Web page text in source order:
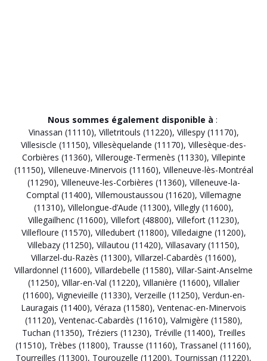
Nous sommes également disponible à :
Vinassan (11110), Villetritouls (11220), Villespy (11170),
Villesiscle (11150), Villesèquelande (11170), Villesèque-des-
Corbières (11360), Villerouge-Termenès (11330), Villepinte
(11150), Villeneuve-Minervois (11160), Villeneuve-lès-Montréal
(11290), Villeneuve-les-Corbières (11360), Villeneuve-la-
Comptal (11400), Villemoustaussou (11620), Villemagne
(11310), Villelongue-d’Aude (11300), Villegly (11600),
Villegailhenc (11600), Villefort (48800), Villefort (11230),
Villefloure (11570), Villedubert (11800), Villedaigne (11200),
Villebazy (11250), Villautou (11420), Villasavary (11150),
Villarzel-du-Razès (11300), Villarzel-Cabardès (11600),
Villardonnel (11600), Villardebelle (11580), Villar-Saint-Anselme
(11250), Villar-en-Val (11220), Villanière (11600), Villalier
(11600), Vignevieille (11330), Verzeille (11250), Verdun-en-
Lauragais (11400), Véraza (11580), Ventenac-en-Minervois
(11120), Ventenac-Cabardès (11610), Valmigère (11580),
Tuchan (11350), Tréziers (11230), Tréville (11400), Treilles
(11510), Trèbes (11800), Trausse (11160), Trassanel (11160),
Tourreilles (11300), Tourouzelle (11200), Tournissan (11220),